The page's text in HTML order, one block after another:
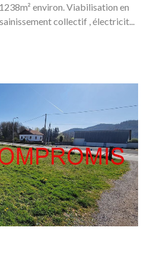
environ. Viabilisation en
collectif , électricit...